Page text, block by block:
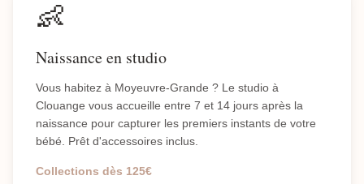
👶
Naissance en studio
Vous habitez à Moyeuvre-Grande ? Le studio à
Clouange vous accueille entre 7 et 14 jours après la
naissance pour capturer les premiers instants de votre
bébé. Prêt d'accessoires inclus.
Collections dès 125€